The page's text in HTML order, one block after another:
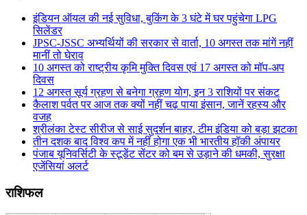
इंडियन ऑयल की नई सुविधा, बुकिंग के 3 घंटे में घर पहुंचेगा LPG
सिलेंडर
JPSC-JSSC अभ्यर्थियों की सरकार से वार्ता, 10 अगस्त तक मांगें नहीं
मानीं तो घेराव
10 अगस्त को राष्ट्रीय कृमि मुक्ति दिवस एवं 17 अगस्त को मॉप-अप
दिवस
12 अगस्त सूर्य ग्रहण से बनेगा ग्रहण योग, इन 3 राशियों पर संकट
कैलाश पर्वत पर आज तक क्यों नहीं चढ़ पाया इंसान, जानें रहस्य और
वजह
श्रीलंका टेस्ट सीरीज से साई सुदर्शन बाहर, टीम इंडिया को बड़ा झटका
तीन दशक बाद विश्व कप में नहीं होगा एक भी भारतीय हॉकी अंपायर
पंजाब यूनिवर्सिटी के स्टूडेंट सेंटर को बम से उड़ाने की धमकी, सुरक्षा
एजेंसियां अलर्ट
राशिफल